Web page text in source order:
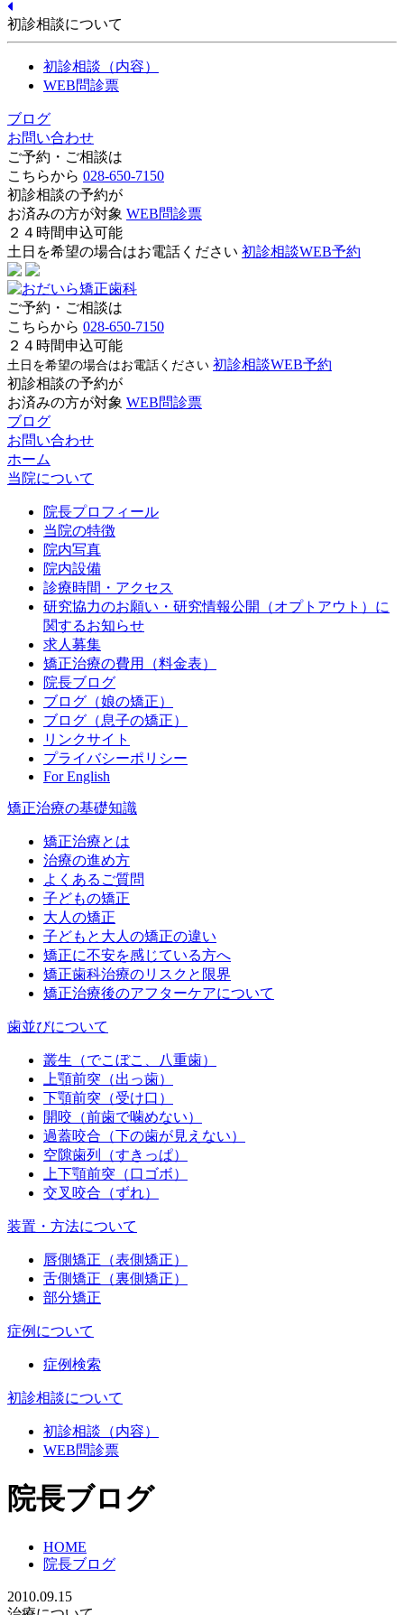
初診相談について
初診相談（内容）
WEB問診票
ブログ
お問い合わせ
ご予約・ご相談は
こちらから 028-650-7150
初診相談の予約が
お済みの方が対象 WEB問診票
２４時間申込可能
土日を希望の場合はお電話ください 初診相談WEB予約
ご予約・ご相談は
こちらから 028-650-7150
２４時間申込可能
土日を希望の場合はお電話ください 初診相談WEB予約
初診相談の予約が
お済みの方が対象 WEB問診票
ブログ
お問い合わせ
ホーム
当院について
院長プロフィール
当院の特徴
院内写真
院内設備
診療時間・アクセス
研究協力のお願い・研究情報公開（オプトアウト）に
関するお知らせ
求人募集
矯正治療の費用（料金表）
院長ブログ
ブログ（娘の矯正）
ブログ（息子の矯正）
リンクサイト
プライバシーポリシー
For English
矯正治療の基礎知識
矯正治療とは
治療の進め方
よくあるご質問
子どもの矯正
大人の矯正
子どもと大人の矯正の違い
矯正に不安を感じている方へ
矯正歯科治療のリスクと限界
矯正治療後のアフターケアについて
歯並びについて
叢生（でこぼこ、八重歯）
上顎前突（出っ歯）
下顎前突（受け口）
開咬（前歯で噛めない）
過蓋咬合（下の歯が見えない）
空隙歯列（すきっぱ）
上下顎前突（口ゴボ）
交叉咬合（ずれ）
装置・方法について
唇側矯正（表側矯正）
舌側矯正（裏側矯正）
部分矯正
症例について
症例検索
初診相談について
初診相談（内容）
WEB問診票
院長ブログ
HOME
院長ブログ
2010.09.15